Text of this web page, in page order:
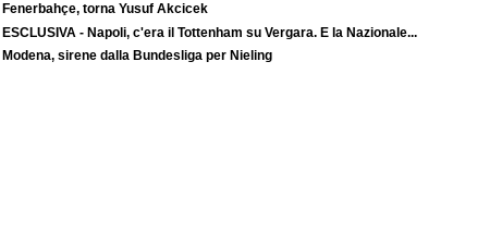
Fenerbahçe, torna Yusuf Akcicek
ESCLUSIVA - Napoli, c'era il Tottenham su Vergara. E la Nazionale...
Modena, sirene dalla Bundesliga per Nieling